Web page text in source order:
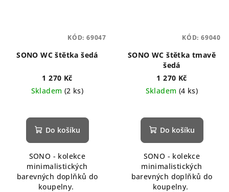
SONO WC štětka šedá
1 270 Kč
Skladem (2 ks)
Do košíku
SONO - kolekce
minimalistických
barevných doplňků do
koupelny.
KÓD: 69047
SONO WC štětka tmavě
šedá
1 270 Kč
Skladem (4 ks)
Do košíku
SONO - kolekce
minimalistických
barevných doplňků do
koupelny.
KÓD: 69040